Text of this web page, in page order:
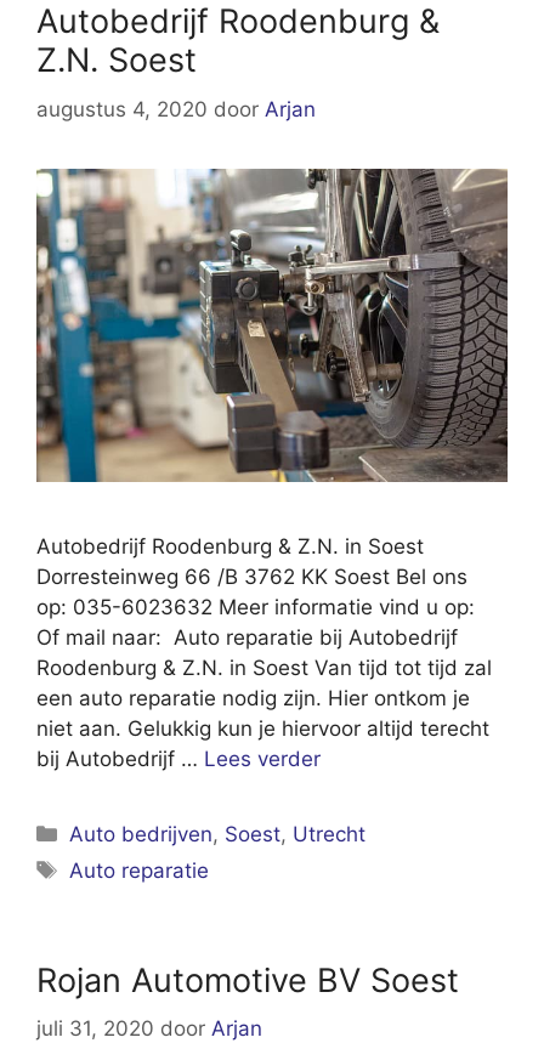
Autobedrijf Roodenburg &
Z.N. Soest
augustus 4, 2020 door Arjan
Autobedrijf Roodenburg & Z.N. in Soest
Dorresteinweg 66 /B 3762 KK Soest Bel ons
op: 035-6023632 Meer informatie vind u op:
Of mail naar: Auto reparatie bij Autobedrijf
Roodenburg & Z.N. in Soest Van tijd tot tijd zal
een auto reparatie nodig zijn. Hier ontkom je
niet aan. Gelukkig kun je hiervoor altijd terecht
bij Autobedrijf … Lees verder
Categorieën
Auto bedrijven, Soest, Utrecht
Tags
Auto reparatie
Rojan Automotive BV Soest
juli 31, 2020 door Arjan